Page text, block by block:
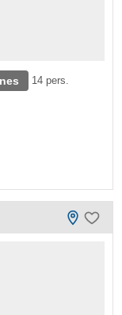
14 pers.